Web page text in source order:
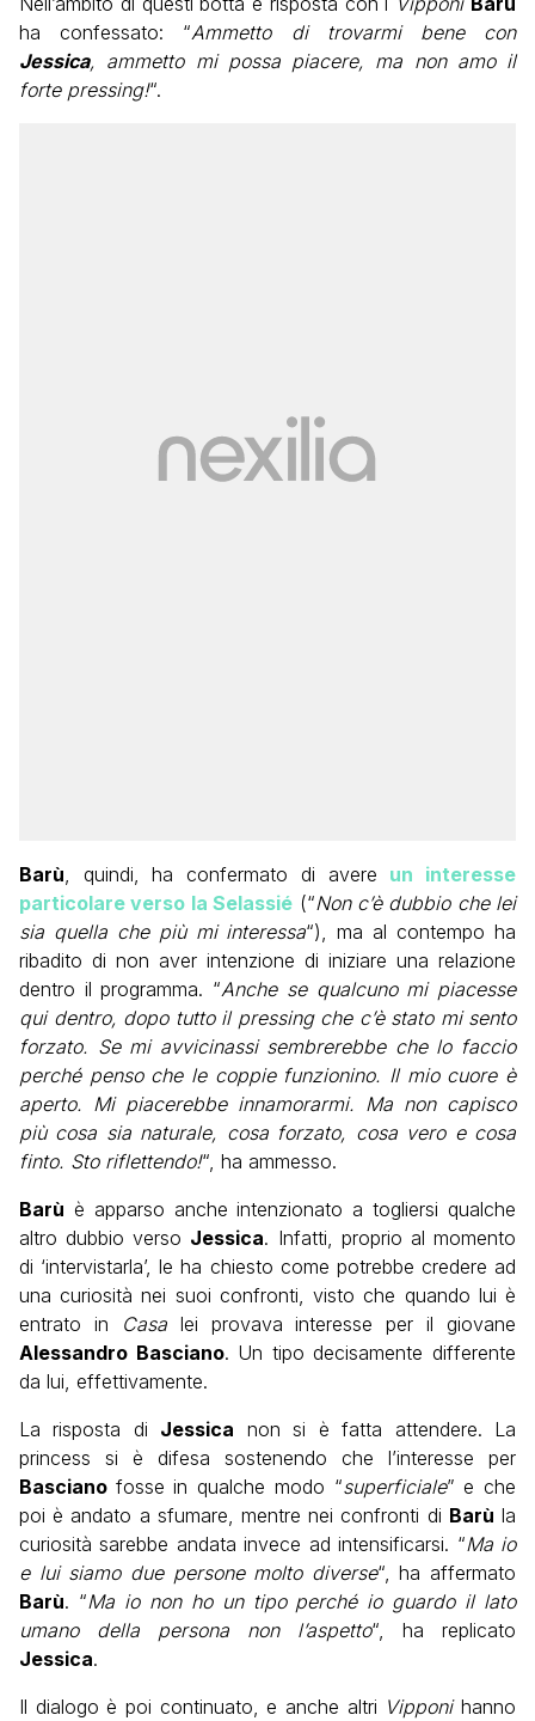
ha confessato: “Ammetto di trovarmi bene con
Jessica, ammetto mi possa piacere, ma non amo il
forte pressing!“.
Barù, quindi, ha confermato di avere un interesse
particolare verso la Selassié (“Non c’è dubbio che lei
sia quella che più mi interessa“), ma al contempo ha
ribadito di non aver intenzione di iniziare una relazione
dentro il programma. “Anche se qualcuno mi piacesse
qui dentro, dopo tutto il pressing che c’è stato mi sento
forzato. Se mi avvicinassi sembrerebbe che lo faccio
perché penso che le coppie funzionino. Il mio cuore è
aperto. Mi piacerebbe innamorarmi. Ma non capisco
più cosa sia naturale, cosa forzato, cosa vero e cosa
finto. Sto riflettendo!“, ha ammesso.
Barù è apparso anche intenzionato a togliersi qualche
altro dubbio verso Jessica. Infatti, proprio al momento
di ‘intervistarla’, le ha chiesto come potrebbe credere ad
una curiosità nei suoi confronti, visto che quando lui è
entrato in
Casalei provava interesse per il giovane
Alessandro Basciano. Un tipo decisamente differente
da lui, effettivamente.
La risposta di Jessica non si è fatta attendere. La
princess si è difesa sostenendo che l’interesse per
Basciano fosse in qualche modo “superficiale” e che
poi è andato a sfumare, mentre nei confronti di Barù la
curiosità sarebbe andata invece ad intensificarsi. “Ma io
e lui siamo due persone molto diverse“, ha affermato
Barù. “Ma io non ho un tipoperché io guardo il lato
umano della persona nonl’aspetto“, ha replicato
Jessica.
Il dialogo è poi continuato, e anche altri Vipponihanno